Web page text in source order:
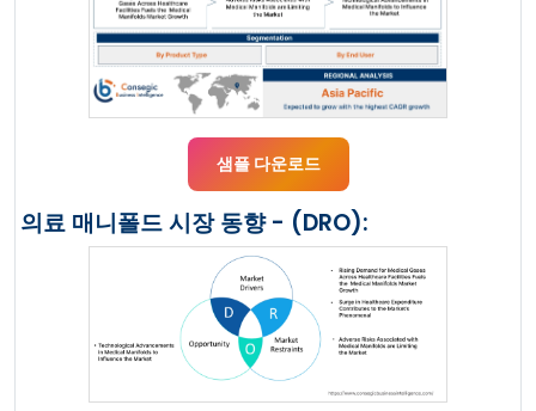
샘플 다운로드
의료 매니폴드 시장 동향 - (DRO):